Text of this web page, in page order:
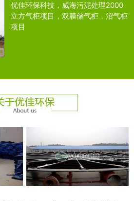
优佳环保科技，威海污泥处理2000
立方气柜项目，双膜储气柜，沼气柜
项目